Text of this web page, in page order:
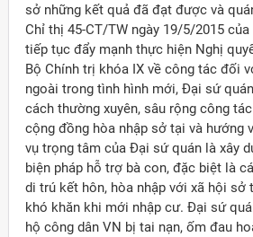
sở những kết quả đã đạt được và
Chỉ thị 45-CT/TW ngày 19/5/2015
tiếp tục đẩy mạnh thực hiện Nghị
Bộ Chính trị khóa IX về công tác đối
ngoài trong tình hình mới, Đại sứ
cách thường xuyên, sâu rộng công
cộng đồng hòa nhập sở tại và hướng
vụ trọng tâm của Đại sứ quán là xây
biện pháp hỗ trợ bà con, đặc biệt là
di trú kết hôn, hòa nhập với xã hội sở
khó khăn khi mới nhập cư. Đại sứ
hộ công dân VN bị tai nạn, ốm đau